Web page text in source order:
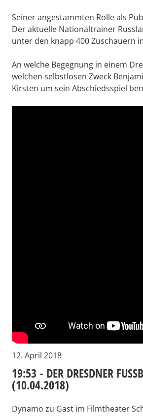
Seiner angestammten Rolle als
Der aktuelle Nationaltrainer
unter den knapp 400 Zuschauern
An welche Begegnung in einem
welchen selbstlosen Zweck
Kirsten um sein Abschiedsspiel
12. April 2018
19:53 - DER DRESDNER
(10.04.2018)
Dynamo zu Gast im Filmtheater